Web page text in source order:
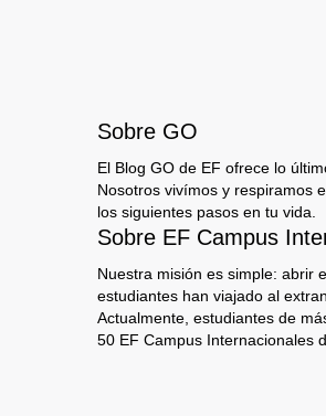
Sobre GO
El Blog GO de EF ofrece lo
Nosotros vivímos y respiramos
los siguientes pasos en tu vida.
Sobre EF Campus
Nuestra misión es simple: abrir
estudiantes han viajado al
Actualmente, estudiantes de
50 EF Campus Internacionales